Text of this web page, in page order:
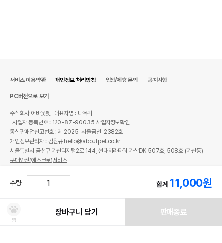
법에 의한 인증,허가 등을
받았음을 확인할수 있는
경우 그에 대한 사항
제조국 또는 원산지 대한민국
제조자,수입품의 경우
수입자를 함께 표기
㈜코모텍
AS책임자와 전화번호
전화번호
유통기한
유통기한이 최소 2026.12.04이거나 그
이후인 상품이 출고됩니다.
단, 상품명에 유통기한 명시된 경우, 해당
유통기한을 따릅니다.
수량 합계 11,000원
찜
장바구니 담기 판매종료
서비스 이용약관 개인정보 처리방침 입점/제휴 문의 공지사항
PC버전으로 보기
주식회사 어바웃펫
대표자명 : 나옥귀
사업자 등록번호 : 120-87-90035사업자정보확인
통신판매업신고번호 : 제 2025-서울금천-2382호
개인정보관리자 : 김원규 hello@aboutpet.co.kr
서울특별시 금천구 가산디지털2로 144, 현대테라타워 가산DK 507호, 508호 (가산동)
구매안전(에스크로)서비스